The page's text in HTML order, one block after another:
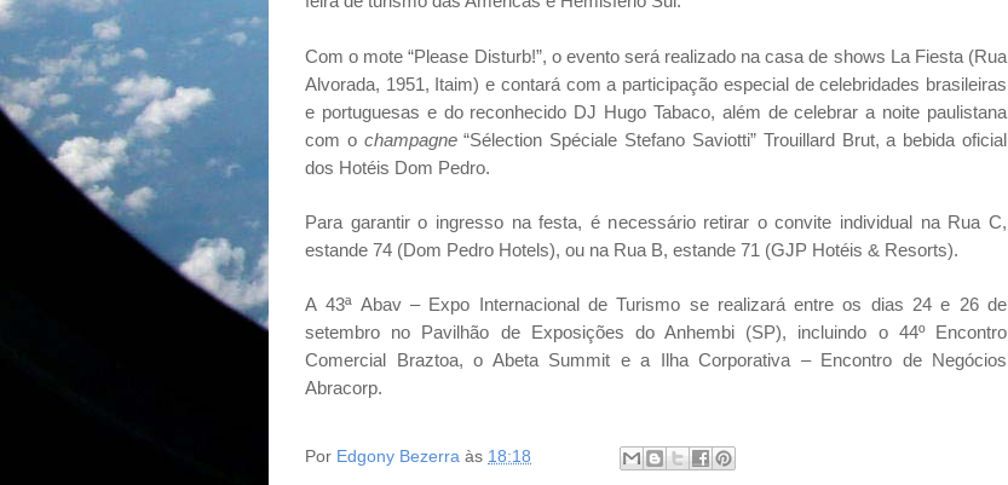
Com o mote “Please Disturb!”, o evento será realizado na casa de shows La Fiesta (Rua
Alvorada, 1951, Itaim) e contará com a participação especial de celebridades brasileiras
e portuguesas e do reconhecido DJ Hugo Tabaco, além de celebrar a noite paulistana
com o champagne“Sélection Spéciale Stefano Saviotti” Trouillard Brut, a bebida oficial
dos Hotéis Dom Pedro.
Para garantir o ingresso na festa, é necessário retirar o convite individual na Rua C,
estande 74 (Dom Pedro Hotels), ou na Rua B, estande 71 (GJP Hotéis & Resorts).
A43ª Abav – Expo Internacional de Turismo se realizará entre os dias 24 e 26 de
setembro no Pavilhão de Exposições do Anhembi (SP), incluindo o 44º Encontro
Comercial Braztoa, o Abeta Summit e a Ilha Corporativa – Encontro de Negócios
Abracorp.
Por Edgony Bezerra às 18:18